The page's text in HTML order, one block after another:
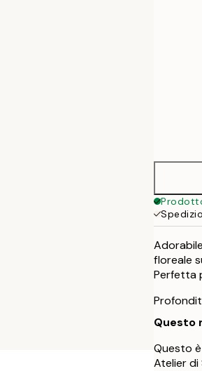
floreale
Perfetta
Questo
Questo
Atelier di